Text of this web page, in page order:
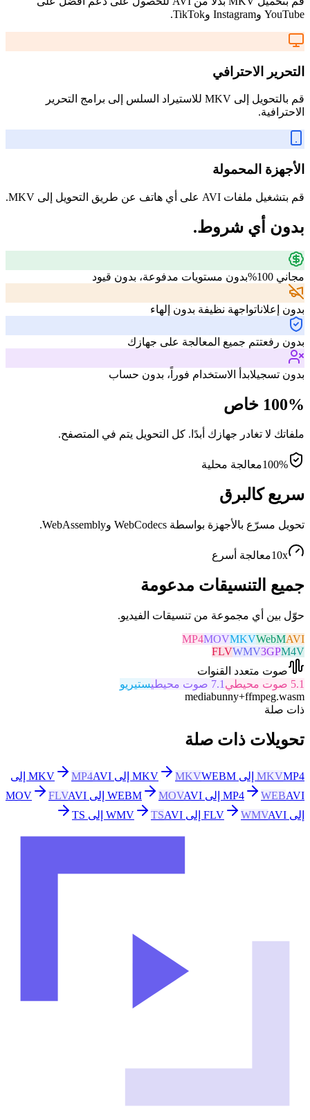
YouTube وInstagram وTikTok.
التحرير الاحترافي
قم بالتحويل إلى MKV للاستيراد السلس إلى برامج التحرير
الاحترافية.
الأجهزة المحمولة
قم بتشغيل ملفات AVI على أي هاتف عن طريق التحويل إلى MKV.
بدون أي شروط.
مجاني 100% بدون مستويات مدفوعة، بدون قيود
بدون إعلاناتواجهة نظيفة بدون إلهاء
بدون رفعتتم جميع المعالجة على جهازك
بدون تسجيلابدأ الاستخدام فوراً، بدون حساب
100% خاص
ملفاتك لا تغادر جهازك أبدًا. كل التحويل يتم في المتصفح.
100%معالجة محلية
سريع كالبرق
تحويل مسرّع بالأجهزة بواسطة WebCodecs وWebAssembly.
10xمعالجة أسرع
جميع التنسيقات مدعومة
حوّل بين أي مجموعة من تنسيقات الفيديو.
MP4MOVMKVWebMAVI
FLVWMV3GPM4V
صوت متعدد القنوات
5.1 صوت محيطي
7.1 صوت محيطي
ستيريو
mediabunny+ffmpeg.wasm
ذات صلة
تحويلات ذات صلة
MKVMP4 إلى MKV MKVWEBM إلى MKV MP4
AVI إلى
MP4
WEBAVI إلى WEBM MOVAVI إلى MOV FLVAVI
إلى FLV
WMVAVI إلى WMV TSAVI إلى TS